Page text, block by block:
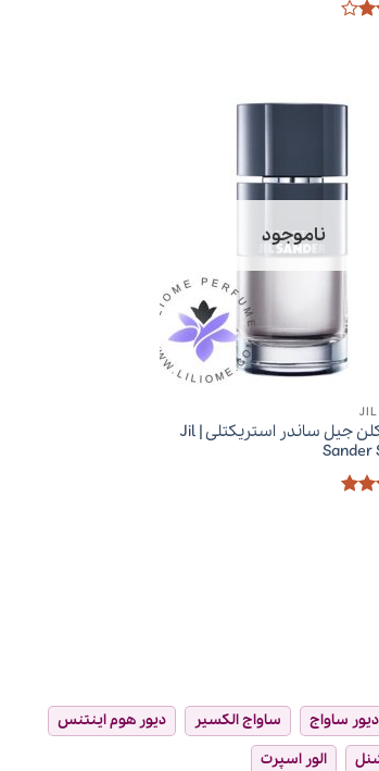
ناموجود
JIL
عطر ادکلن جیل ساندر استریکتلی | Jil
دیور ساواج ساواج الکسیر
دیور هوم اینتنس
الور اسپرت